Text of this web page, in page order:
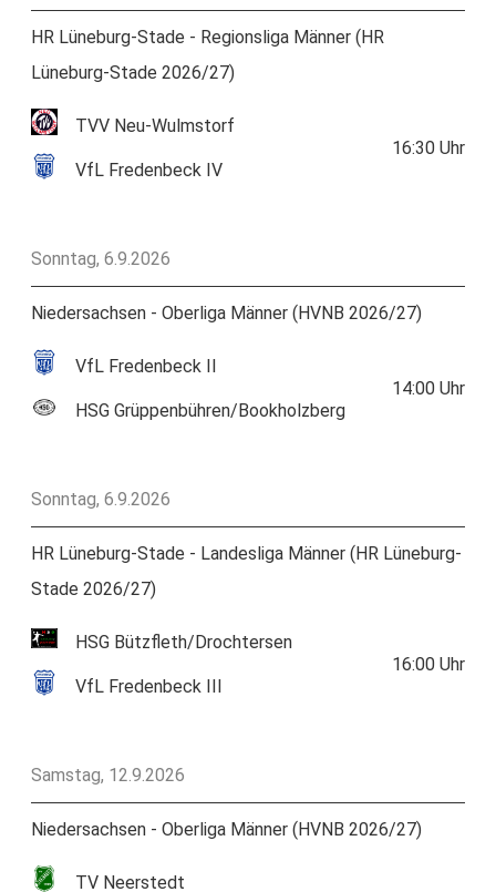
HR Lüneburg-Stade - Regionsliga Männer (HR
Lüneburg-Stade 2026/27)
TVV Neu-Wulmstorf
VfL Fredenbeck IV
16:30 Uhr
Sonntag, 6.9.2026
Niedersachsen - Oberliga Männer (HVNB 2026/27)
VfL Fredenbeck II
HSG Grüppenbühren/Bookholzberg
14:00 Uhr
Sonntag, 6.9.2026
HR Lüneburg-Stade - Landesliga Männer (HR Lüneburg-
Stade 2026/27)
HSG Bützfleth/Drochtersen
VfL Fredenbeck III
16:00 Uhr
Samstag, 12.9.2026
Niedersachsen - Oberliga Männer (HVNB 2026/27)
TV Neerstedt